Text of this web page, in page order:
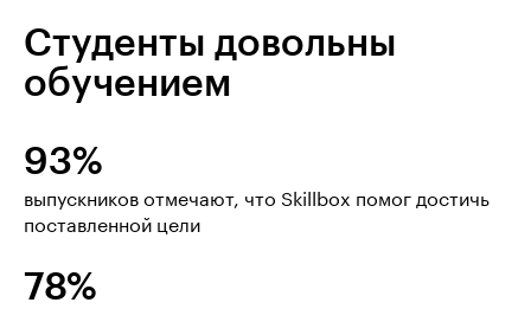
Студенты довольны
обучением
93%
выпускников отмечают, что Skillbox помог достичь
поставленной цели
78%